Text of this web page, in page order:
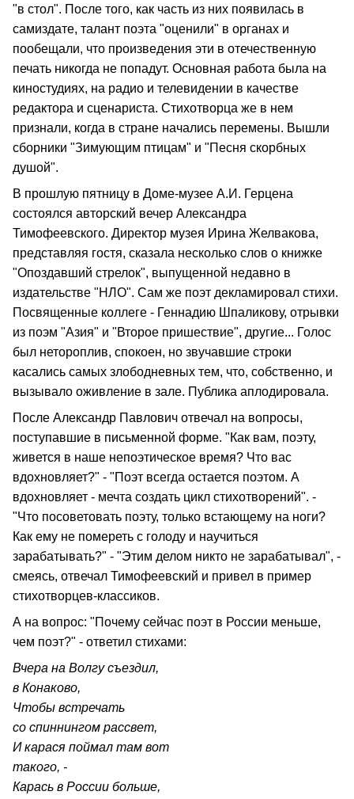
"в стол". После того, как часть из них появилась в
самиздате, талант поэта "оценили" в органах и
пообещали, что произведения эти в отечественную
печать никогда не попадут. Основная работа была на
киностудиях, на радио и телевидении в качестве
редактора и сценариста. Стихотворца же в нем
признали, когда в стране начались перемены. Вышли
сборники "Зимующим птицам" и "Песня скорбных
душой".
В прошлую пятницу в Доме-музее А.И. Герцена
состоялся авторский вечер Александра
Тимофеевского. Директор музея Ирина Желвакова,
представляя гостя, сказала несколько слов о книжке
"Опоздавший стрелок", выпущенной недавно в
издательстве "НЛО". Сам же поэт декламировал стихи.
Посвященные коллеге - Геннадию Шпаликову, отрывки
из поэм "Азия" и "Второе пришествие", другие... Голос
был нетороплив, спокоен, но звучавшие строки
касались самых злободневных тем, что, собственно, и
вызывало оживление в зале. Публика аплодировала.
После Александр Павлович отвечал на вопросы,
поступавшие в письменной форме. "Как вам, поэту,
живется в наше непоэтическое время? Что вас
вдохновляет?" - "Поэт всегда остается поэтом. А
вдохновляет - мечта создать цикл стихотворений". -
"Что посоветовать поэту, только встающему на ноги?
Как ему не помереть с голоду и научиться
зарабатывать?" - "Этим делом никто не зарабатывал", -
смеясь, отвечал Тимофеевский и привел в пример
стихотворцев-классиков.
А на вопрос: "Почему сейчас поэт в России меньше,
чем поэт?" - ответил стихами:
Вчера на Волгу съездил,
в Конаково,
Чтобы встречать
со спиннингом рассвет,
И карася поймал там вот
такого, -
Карась в России больше,